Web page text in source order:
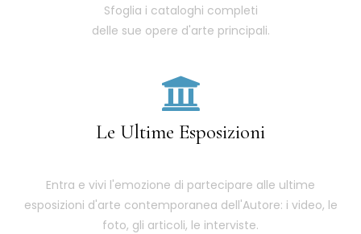
Sfoglia i cataloghi completi
delle sue opere d'arte principali.
Le Ultime Esposizioni
Entra e vivi l'emozione di partecipare alle ultime
esposizioni d'arte contemporanea dell'Autore: i video, le
foto, gli articoli, le interviste.